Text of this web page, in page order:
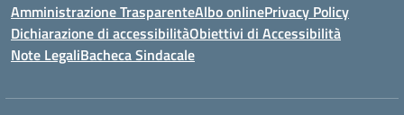
Amministrazione TrasparenteAlbo onlinePrivacy Policy
Dichiarazione di accessibilitàObiettivi di Accessibilità
Note LegaliBacheca Sindacale